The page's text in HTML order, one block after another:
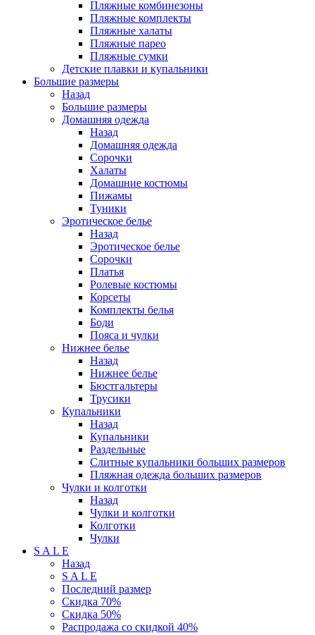
Пляжные комбинезоны
Пляжные комплекты
Пляжные халаты
Пляжные парео
Пляжные сумки
Детские плавки и купальники
Большие размеры
Назад
Большие размеры
Домашняя одежда
Назад
Домашняя одежда
Сорочки
Халаты
Домашние костюмы
Пижамы
Туники
Эротическое белье
Назад
Эротическое белье
Сорочки
Платья
Ролевые костюмы
Корсеты
Комплекты белья
Боди
Пояса и чулки
Нижнее белье
Назад
Нижнее белье
Бюстгальтеры
Трусики
Купальники
Назад
Купальники
Раздельные
Слитные купальники больших размеров
Пляжная одежда больших размеров
Чулки и колготки
Назад
Чулки и колготки
Колготки
Чулки
S A L E
Назад
S A L E
Последний размер
Скидка 70%
Скидка 50%
Распродажа со скидкой 40%